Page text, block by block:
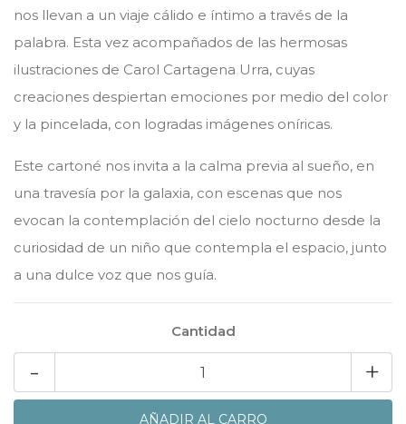
nos llevan a un viaje cálido e íntimo a través de la
palabra. Esta vez acompañados de las hermosas
ilustraciones de Carol Cartagena Urra, cuyas
creaciones despiertan emociones por medio del color
y la pincelada, con logradas imágenes oníricas.
Este cartoné nos invita a la calma previa al sueño, en
una travesía por la galaxia, con escenas que nos
evocan la contemplación del cielo nocturno desde la
curiosidad de un niño que contempla el espacio, junto
a una dulce voz que nos guía.
Cantidad
+
-